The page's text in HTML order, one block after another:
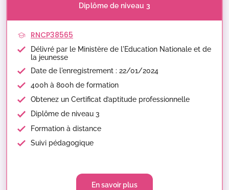
Diplôme de niveau 3
RNCP38565
Délivré par le Ministère de l'Education Nationale et de
la jeunesse
Date de l'enregistrement : 22/01/2024
400h à 800h de formation
Obtenez un Certificat d’aptitude professionnelle
Diplôme de niveau 3
Formation à distance
Suivi pédagogique
En savoir plus